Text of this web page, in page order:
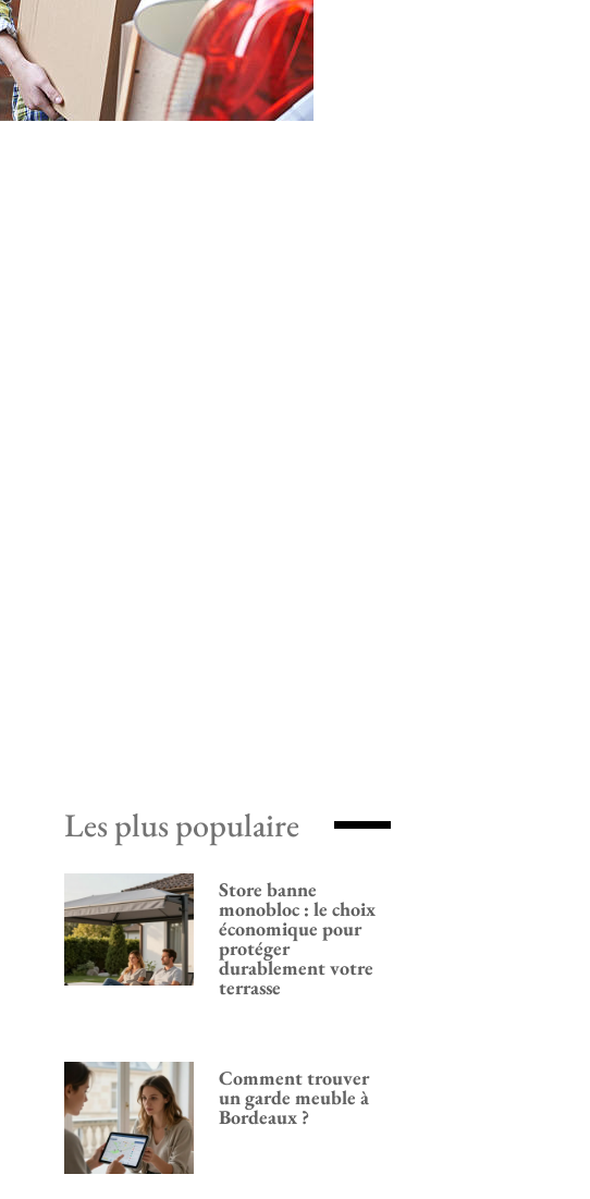
Les plus populaire
Store banne
monobloc : le choix
économique pour
protéger
durablement votre
terrasse
Comment trouver
un garde meuble à
Bordeaux ?